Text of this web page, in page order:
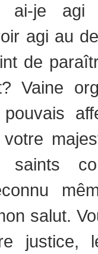
ai-je
agi au
de
Vaine
salut.
justice,